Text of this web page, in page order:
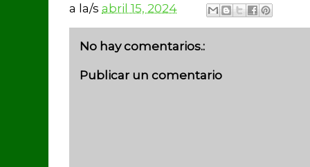
a la/s abril 15, 2024
No hay comentarios.:
Publicar un comentario